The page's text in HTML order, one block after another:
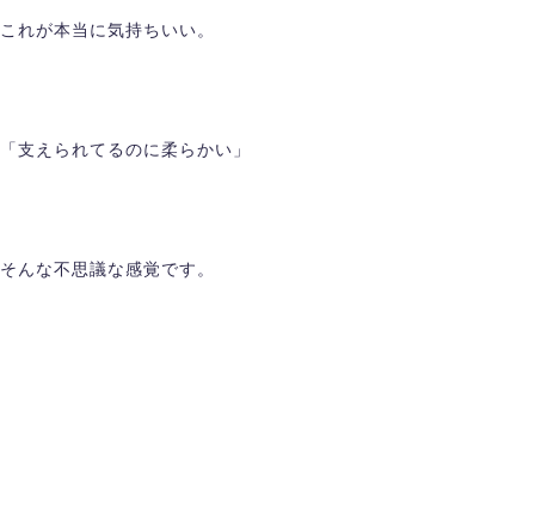
これが本当に気持ちいい。
「支えられてるのに柔らかい」
そんな不思議な感覚です。